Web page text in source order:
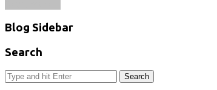
Blog Sidebar
Search
Search